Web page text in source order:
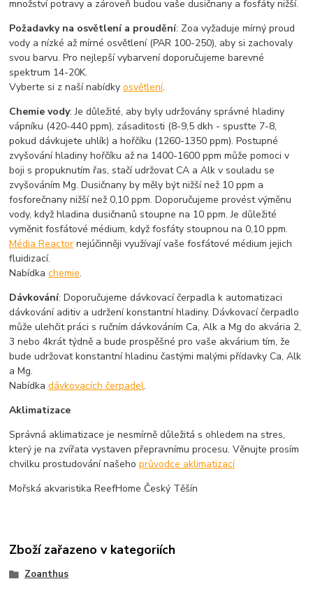
množství potravy a zároveň budou vaše dusičnany a fosfáty nižší.
Požadavky na osvětlení a proudění: Zoa vyžaduje mírný proud
vody a nízké až mírné osvětlení (PAR 100-250), aby si zachovaly
svou barvu. Pro nejlepší vybarvení doporučujeme barevné
spektrum 14-20K.
Vyberte si z naší nabídkyosvětlení.
Chemie vody: Je důležité, aby byly udržovány správné hladiny
vápníku (420-440 ppm), zásaditosti (8-9,5 dkh - spusťte 7-8,
pokud dávkujete uhlík) a hořčíku (1260-1350 ppm). Postupné
zvyšování hladiny hořčíku až na 1400-1600 ppm může pomoci v
boji s propuknutím řas, stačí udržovat CA a Alk v souladu se
zvyšováním Mg. Dusičnany by měly být nižší než 10 ppm a
fosforečnany nižší než 0,10 ppm. Doporučujeme provést výměnu
vody, když hladina dusičnanů stoupne na 10 ppm. Je důležité
vyměnit fosfátové médium, když fosfáty stoupnou na 0,10 ppm.
Média Reactor nejúčinněji využívají vaše fosfátové médium jejich
fluidizací.
Nabídkachemie.
Dávkování: Doporučujeme dávkovací čerpadla k automatizaci
dávkování aditiv a udržení konstantní hladiny. Dávkovací čerpadlo
může ulehčit práci s ručním dávkováním Ca, Alk a Mg do akvária 2,
3 nebo 4krát týdně a bude prospěšné pro vaše akvárium tím, že
bude udržovat konstantní hladinu častými malými přídavky Ca, Alk
a Mg.
Nabídkadávkovacích čerpadel.
Aklimatizace
Správná aklimatizace je nesmírně důležitá s ohledem na stres,
který je na zvířata vystaven přepravnímu procesu. Věnujte prosím
chvilku prostudování našehoprůvodce aklimatizací
Mořská akvaristika ReefHome Český Těšín
Zboží zařazeno v kategoriích
Zoanthus